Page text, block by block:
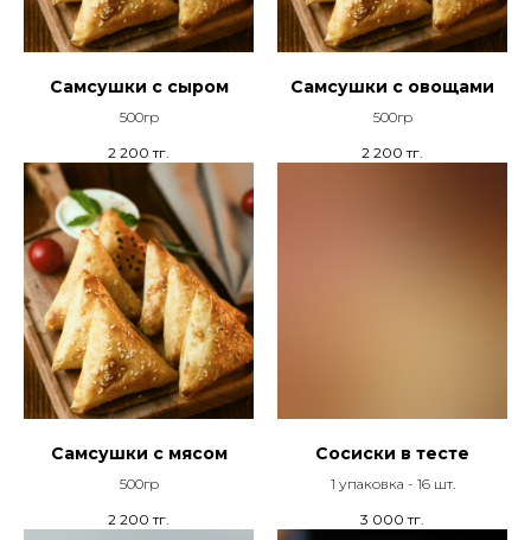
Самсушки с сыром
500гр
2 200 тг.
Самсушки с овощами
500гр
2 200 тг.
Самсушки с мясом
500гр
2 200 тг.
Сосиски в тесте
1 упаковка - 16 шт.
3 000 тг.